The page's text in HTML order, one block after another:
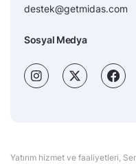
destek@getmidas.com
Sosyal Medya
Yatırım hizmet ve faaliyetleri,